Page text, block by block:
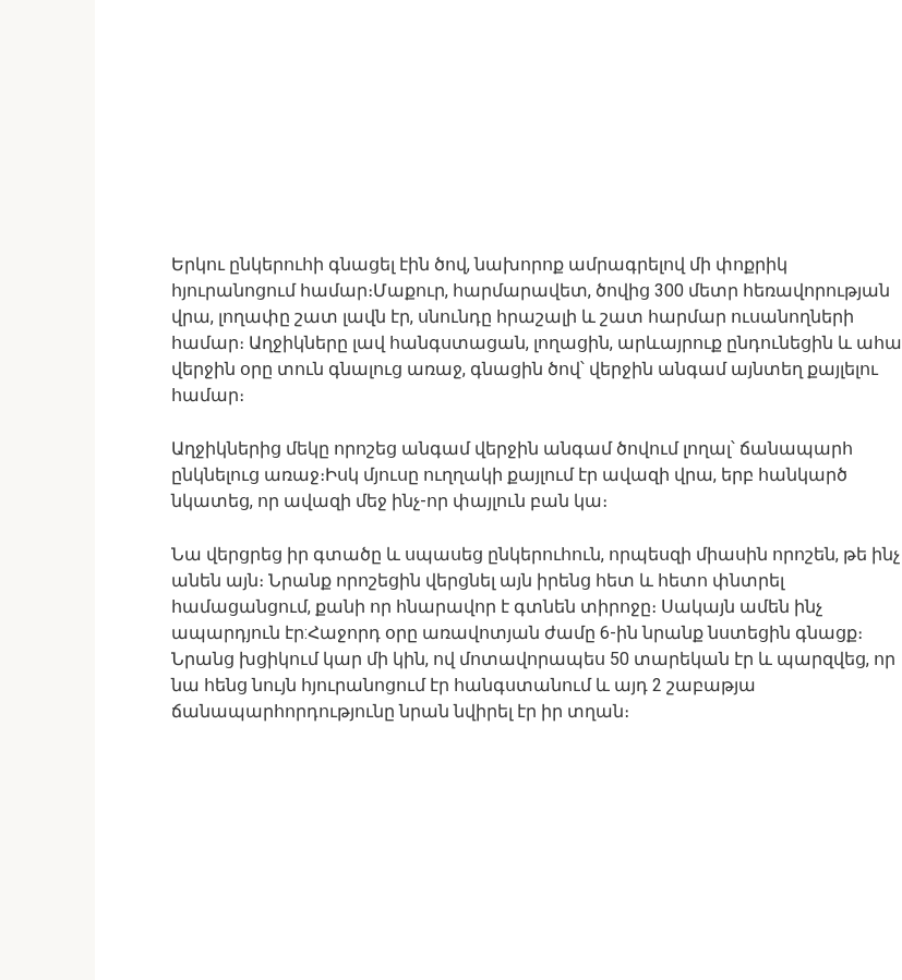
Երկու ընկերուհի գնացել էին ծով, նախորոք ամրագրելով մի փոքրիկ
հյուրանոցում համար։Մաքուր, հարմարավետ, ծովից 300 մետր հեռավորության
վրա, լողափը շատ լավն էր, սնունդը հրաշալի և շատ հարմար ուսանողների
համար։ Աղջիկները լավ հանգստացան, լողացին, արևայրուք ընդունեցին և ահա
վերջին օրը տուն գնալուց առաջ, գնացին ծով՝ վերջին անգամ այնտեղ քայլելու
համար։
Աղջիկներից մեկը որոշեց անգամ վերջին անգամ ծովում լողալ՝ ճանապարհ
ընկնելուց առաջ։Իսկ մյուսը ուղղակի քայլում էր ավազի վրա, երբ հանկարծ
նկատեց, որ ավազի մեջ ինչ-որ փայլուն բան կա։
Նա վերցրեց իր գտածը և սպասեց ընկերուհուն, որպեսզի միասին որոշեն, թե ինչ
անեն այն։ Նրանք որոշեցին վերցնել այն իրենց հետ և հետո փնտրել
համացանցում, քանի որ հնարավոր է գտնեն տիրոջը։ Սակայն ամեն ինչ
ապարդյուն էր:Հաջորդ օրը առավոտյան ժամը 6-ին նրանք նստեցին գնացք։
Նրանց խցիկում կար մի կին, ով մոտավորապես 50 տարեկան էր և պարզվեց, որ
նա հենց նույն հյուրանոցում էր հանգստանում և այդ 2 շաբաթյա
ճանապարհորդությունը նրան նվիրել էր իր տղան։